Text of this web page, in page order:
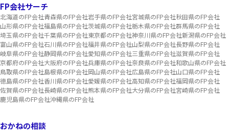
FP会社サーチ
北海道のFP会社青森県のFP会社岩手県のFP会社宮城県のFP会社秋田県のFP会社
山形県のFP会社福島県のFP会社茨城県のFP会社栃木県のFP会社群馬県のFP会社
埼玉県のFP会社千葉県のFP会社東京都のFP会社神奈川県のFP会社新潟県のFP会社
富山県のFP会社石川県のFP会社福井県のFP会社山梨県のFP会社長野県のFP会社
岐阜県のFP会社静岡県のFP会社愛知県のFP会社三重県のFP会社滋賀県のFP会社
京都府のFP会社大阪府のFP会社兵庫県のFP会社奈良県のFP会社和歌山県のFP会社
鳥取県のFP会社島根県のFP会社岡山県のFP会社広島県のFP会社山口県のFP会社
徳島県のFP会社香川県のFP会社愛媛県のFP会社高知県のFP会社福岡県のFP会社
佐賀県のFP会社長崎県のFP会社熊本県のFP会社大分県のFP会社宮崎県のFP会社
鹿児島県のFP会社沖縄県のFP会社
おかねの相談